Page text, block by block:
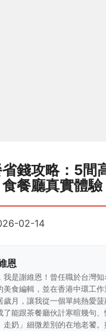
錢攻略：5間
食餐廳真實體驗
02-14
恩
我是謝維恩！曾任職於台灣
美食編輯，並在香港中環工
歲月，讓我從一個單純熱愛菠
了能跟茶餐廳伙計寒暄幾句
走奶」細微差別的在地老饕